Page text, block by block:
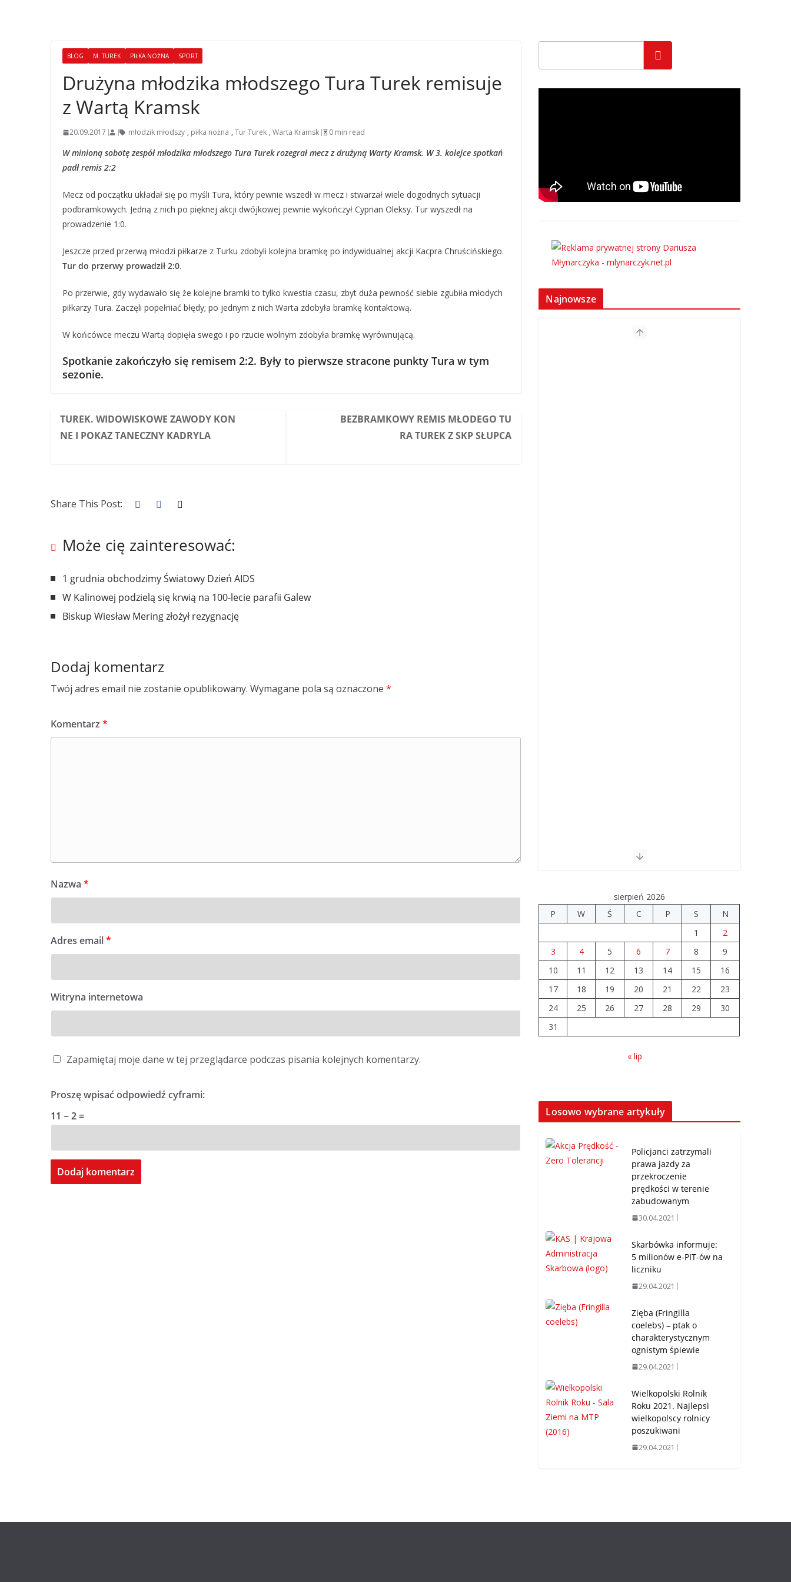
BLOG M. TUREK PIŁKA NOŻNA SPORT
Drużyna młodzika młodszego Tura Turek remisuje
z Wartą Kramsk
20.09.2017 młodzik młodszy , piłka nożna , Tur Turek , Warta Kramsk 0 min read
W minioną sobotę zespół młodzika młodszego Tura Turek rozegrał mecz z drużyną Warty Kramsk. W 3. kolejce spotkań
padł remis 2:2
Mecz od początku układał się po myśli Tura, który pewnie wszedł w mecz i stwarzał wiele dogodnych sytuacji
podbramkowych. Jedną z nich po pięknej akcji dwójkowej pewnie wykończył Cyprian Oleksy. Tur wyszedł na
prowadzenie 1:0.
Jeszcze przed przerwą młodzi piłkarze z Turku zdobyli kolejna bramkę po indywidualnej akcji Kacpra Chruścińskiego.
Tur do przerwy prowadził 2:0.
Po przerwie, gdy wydawało się że kolejne bramki to tylko kwestia czasu, zbyt duża pewność siebie zgubiła młodych
piłkarzy Tura. Zaczęli popełniać błędy; po jednym z nich Warta zdobyła bramkę kontaktową.
W końcówce meczu Wartą dopięła swego i po rzucie wolnym zdobyła bramkę wyrównującą.
Spotkanie zakończyło się remisem 2:2. Były to pierwsze stracone punkty Tura w tym
sezonie.
TUREK. WIDOWISKOWE ZAWODY KON
NE I POKAZ TANECZNY KADRYLA
BEZBRAMKOWY REMIS MŁODEGO TU
RA TUREK Z SKP SŁUPCA
Share This Post:
Może cię zainteresować:
1 grudnia obchodzimy Światowy Dzień AIDS
W Kalinowej podzielą się krwią na 100-lecie parafii Galew
Biskup Wiesław Mering złożył rezygnację
Dodaj komentarz
Twój adres email nie zostanie opublikowany. Wymagane pola są oznaczone *
Komentarz *
Nazwa *
Adres email*
Witryna internetowa
Zapamiętaj moje dane w tej przeglądarce podczas pisania kolejnych komentarzy.
Proszę wpisać odpowiedź cyframi:
11 − 2 =
Szukaj
Najnowsze
sierpień 2026
P
W Ś C P S
N
1
2
3
4 5 6 7 8
9
10
11 12 13 14 15
16
17
18 19 20 21 22
23
24
25 26 27 28 29
30
31
« lip
Losowo wybrane artykuły
Policjanci zatrzymali
prawa jazdy za
przekroczenie
prędkości w terenie
zabudowanym
30.04.2021
Skarbówka informuje:
5 milionów e-PIT-ów na
liczniku
29.04.2021
Zięba (Fringilla
coelebs) – ptak o
charakterystycznym
ognistym śpiewie
29.04.2021
Wielkopolski Rolnik
Roku 2021. Najlepsi
wielkopolscy rolnicy
poszukiwani
29.04.2021